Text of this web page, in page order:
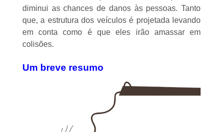
diminui as chances de danos às pessoas. Tanto
que, a estrutura dos veículos é projetada levando
em conta como é que eles irão amassar em
colisões.
Um breve resumo